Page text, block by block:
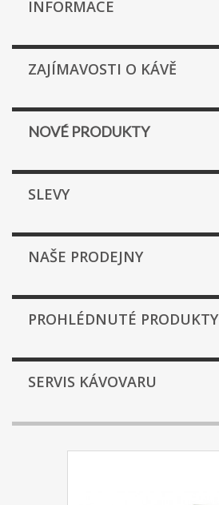
INFORMACE
ZAJÍMAVOSTI O KÁVĚ
NOVÉ PRODUKTY
SLEVY
NAŠE PRODEJNY
PROHLÉDNUTÉ PRODUKTY
SERVIS KÁVOVARU